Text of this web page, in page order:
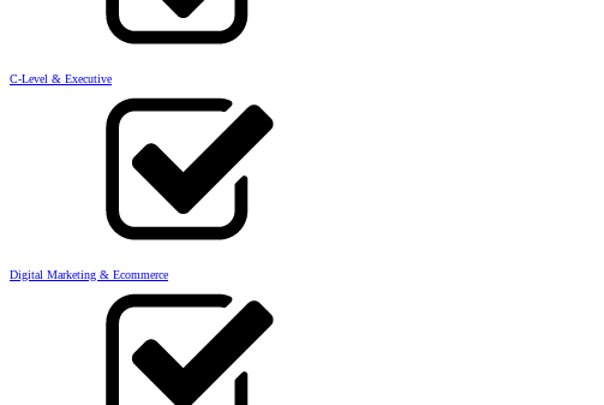
C-Level & Executive
Digital Marketing & Ecommerce